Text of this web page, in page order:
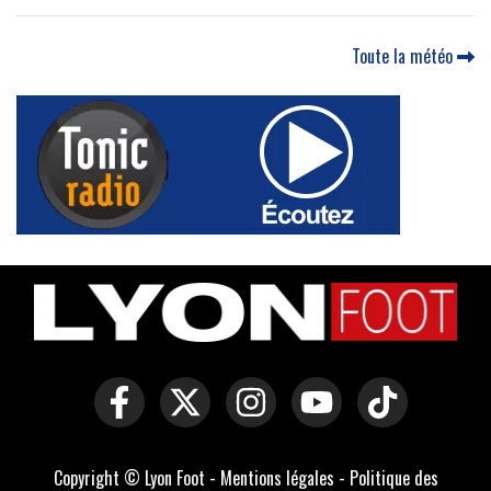
Toute la météo
Copyright © Lyon Foot - Mentions légales - Politique des